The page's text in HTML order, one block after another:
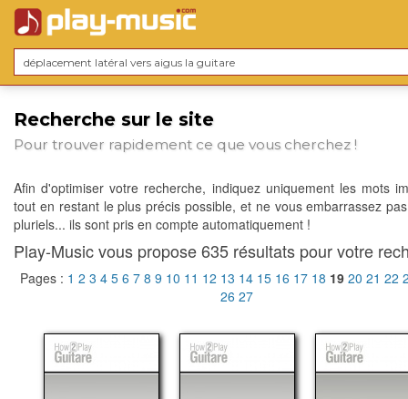
Recherche sur le site
Pour trouver rapidement ce que vous cherchez !
Afin d'optimiser votre recherche, indiquez uniquement les mots
tout en restant le plus précis possible, et ne vous embarrassez
pluriels... ils sont pris en compte automatiquement !
Play-Music vous propose 635 résultats pour votre
Pages : 1 2 3 4 5 6 7 8 9 10 11 12 13 14 15 16 17 18 19 20 21 22
26 27